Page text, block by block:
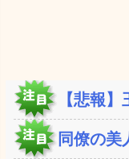
【悲報
同僚の美